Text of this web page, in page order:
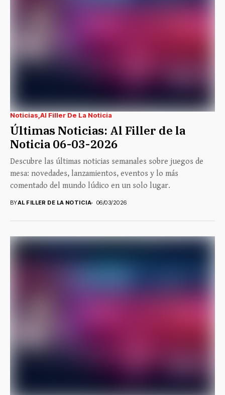
Noticias Al Filler De La Noticia
Últimas Noticias: Al Filler de la
Noticia 06-03-2026
Descubre las últimas noticias semanales sobre juegos de
mesa: novedades, lanzamientos, eventos y lo más
comentado del mundo lúdico en un solo lugar.
BYAL FILLER DE LA NOTICIA 06/03/2026